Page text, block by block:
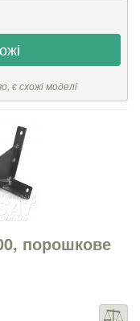
є схожі моделі
порошкове